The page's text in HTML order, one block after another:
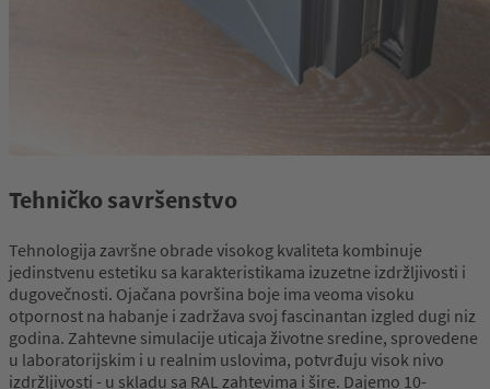
Tehničko savršenstvo
Tehnologija završne obrade visokog kvaliteta kombinuje
jedinstvenu estetiku sa karakteristikama izuzetne izdržljivosti i
dugovečnosti. Ojačana površina boje ima veoma visoku
otpornost na habanje i zadržava svoj fascinantan izgled dugi niz
godina. Zahtevne simulacije uticaja životne sredine, sprovedene
u laboratorijskim i u realnim uslovima, potvrđuju visok nivo
izdržljivosti - u skladu sa RAL zahtevima i šire. Dajemo 10-